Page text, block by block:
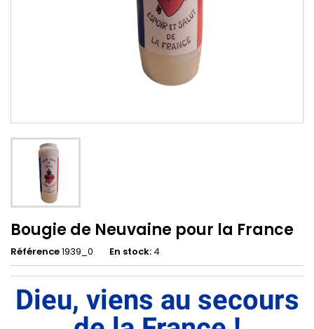
Bougie de Neuvaine pour la France
Référence1939_0 En stock: 4
Dieu, viens au secours